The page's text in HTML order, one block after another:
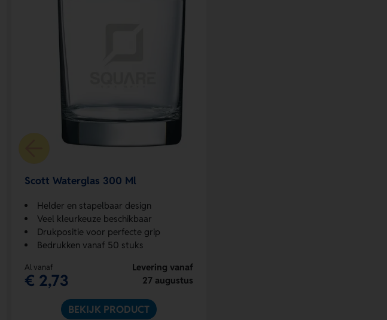
Scott Waterglas 300 Ml
Helder en stapelbaar design
Veel kleurkeuze beschikbaar
Drukpositie voor perfecte grip
Bedrukken vanaf 50 stuks
Al vanaf
€ 2,73
Levering vanaf
27 augustus
BEKIJK PRODUCT